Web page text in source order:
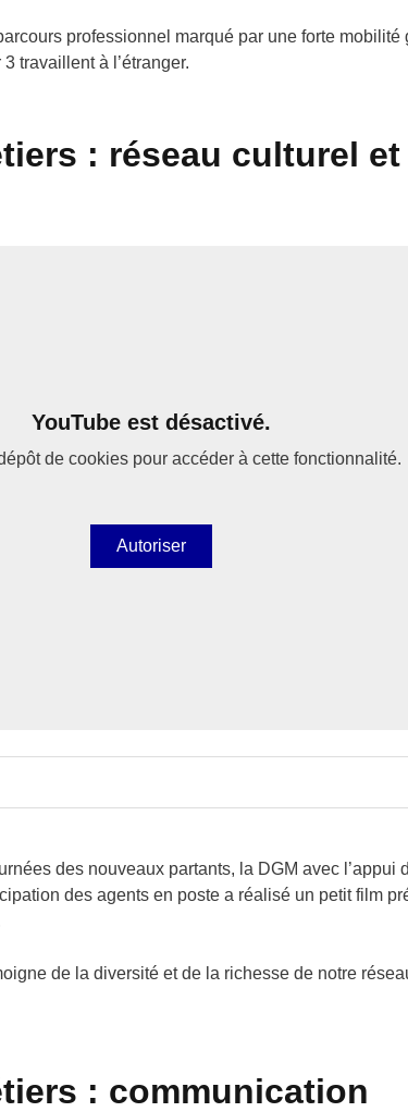
professionnel marqué par une forte mobilité
travaillent à l’étranger.
: réseau culturel et
YouTube est désactivé.
de cookies pour accéder à cette fonctionnalité.
Autoriser
des nouveaux partants, la DGM avec l’appui
des agents en poste a réalisé un petit film
de la diversité et de la richesse de notre
: communication